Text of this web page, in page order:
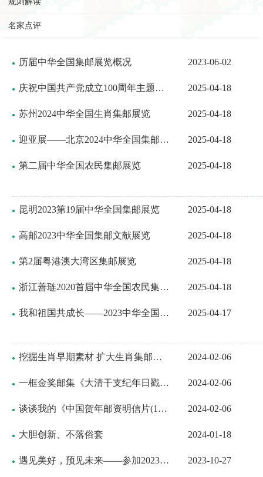
名家点评
历届中华全国集邮展览概况 2023-06-02
庆祝中国共产党成立100周年主题集邮展览 2025-04-18
苏州2024中华全国生肖集邮展览 2025-04-18
迎亚展——北京2024中华全国集邮展览暨全国首日封集邮展览 2025-04-18
第二届中华全国农民集邮展览 2025-04-18
昆明2023第19届中华全国集邮展览 2025-04-18
高邮2023中华全国集邮文献展览 2025-04-18
第2届粤港澳大湾区集邮展览 2025-04-18
浙江善琏2020首届中华全国农民集邮展览 2025-04-18
我和祖国共成长——2023中华全国青少年集邮展览 2025-04-17
挖掘生肖早期素材 扩大生肖集邮领域 2024-02-06
一框金奖邮集《大清干支纪年日戳——甲辰年》编组 2024-02-06
谈谈我的《中国贺年邮资明信片(1981—1990)》邮集 2024-02-06
大胆创新、不落俗套 2024-01-18
遇见美好，预见未来——参加2023中华全国青少年集邮展览有感 2023-10-27